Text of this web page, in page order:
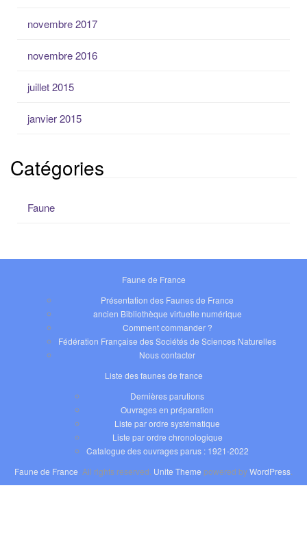
novembre 2017
novembre 2016
juillet 2015
janvier 2015
Catégories
Faune
Faune de France
Présentation des Faunes de France
ancien Bibliothèque virtuelle numérique
Comment commander ?
Fédération Française des Sociétés de Sciences Naturelles
Nous contacter
Liste des faunes de france
Dernières parutions
Ouvrages en préparation
Liste par ordre systématique
Liste par ordre chronologique
Catalogue des ouvrages parus : 1921-2022
Faune de France . All rights reserved. Unite Theme powered byWordPress